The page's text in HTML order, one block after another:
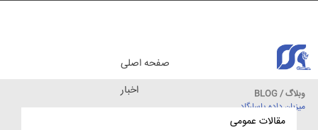
وبلاگ / BLOG
میزبان داده پاسارگاد
صفحه اصلی
اخبار
مقالات عمومی